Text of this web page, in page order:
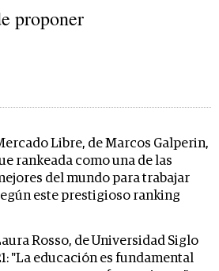
proponer
Libre, de Marcos Galperin,
rankeada como una de las
del mundo para trabajar
este prestigioso ranking
Rosso, de Universidad Siglo
"La educación es fundamental